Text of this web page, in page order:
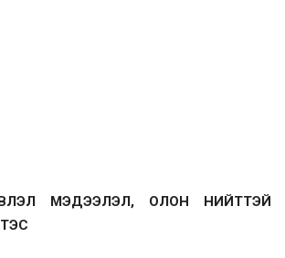
МЭДЭЭЛЭЛ, ОЛОН НИЙТТЭЙ